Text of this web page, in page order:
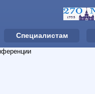
Специалистам